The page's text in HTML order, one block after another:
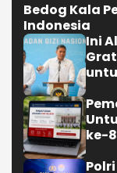
Bedog Kala
Indonesia
Ini
ke-